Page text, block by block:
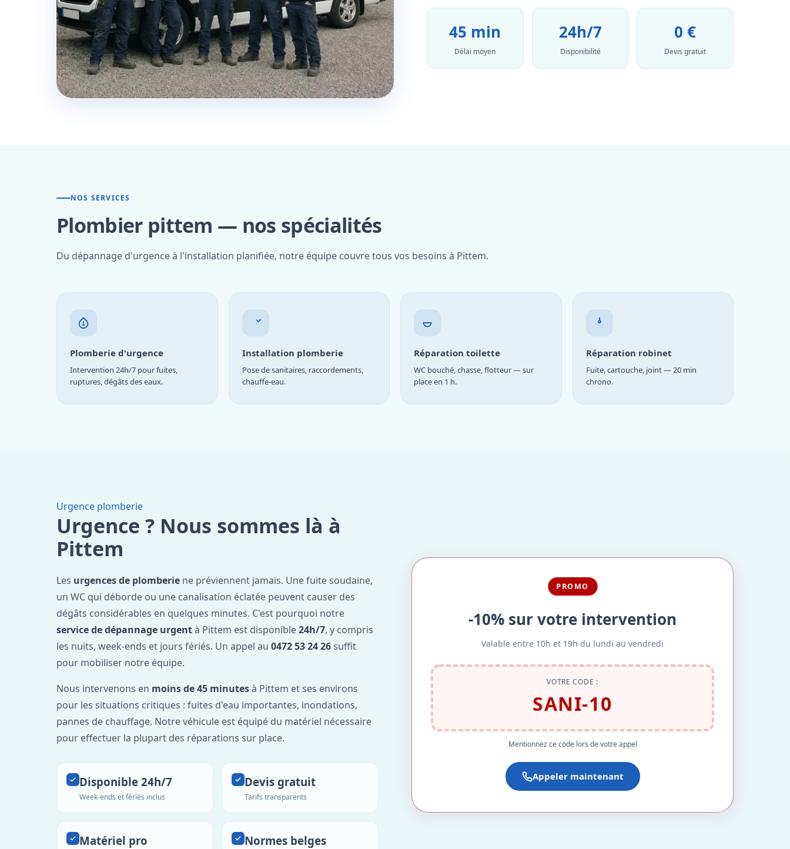
45 min
Délai moyen
24h/7
Disponibilité
0 €
Devis gratuit
NOS SERVICES
Plombier pittem — nos spécialités
Du dépannage d'urgence à l'installation planifiée, notre équipe couvre tous vos besoins à Pittem.
Plomberie d'urgence
Intervention 24h/7 pour fuites,
ruptures, dégâts des eaux.
Installation plomberie
Pose de sanitaires, raccordements,
chauffe-eau.
Réparation toilette
WC bouché, chasse, flotteur — sur
place en 1 h.
Réparation robinet
Fuite, cartouche, joint — 20 min
chrono.
Urgence plomberie
Urgence ? Nous sommes là à
Pittem
Les urgences de plomberie ne préviennent jamais. Une fuite soudaine,
un WC qui déborde ou une canalisation éclatée peuvent causer des
dégâts considérables en quelques minutes. C'est pourquoi notre
service de dépannage urgentà Pittem est disponible24h/7, y compris
les nuits, week-ends et jours fériés. Un appel au 0472 53 24 26suffit
pour mobiliser notre équipe.
Nous intervenons en moins de 45 minutesà Pittem et ses environs
pour les situations critiques : fuites d'eau importantes, inondations,
pannes de chauffage. Notre véhicule est équipé du matériel nécessaire
pour effectuer la plupart des réparations sur place.
Disponible 24h/7
Week-ends et fériés inclus
Devis gratuit
Tarifs transparents
Matériel pro Normes belges
PROMO
-10% sur votre intervention
Valable entre 10h et 19h du lundi au vendredi
VOTRE CODE :
SANI-10
Mentionnez ce code lors de votre appel
Appeler maintenant